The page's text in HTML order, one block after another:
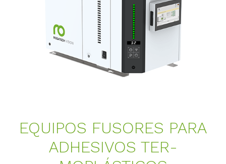
EQUI­POS FU­SO­RES PARA
AD­HE­SI­VOS TER­